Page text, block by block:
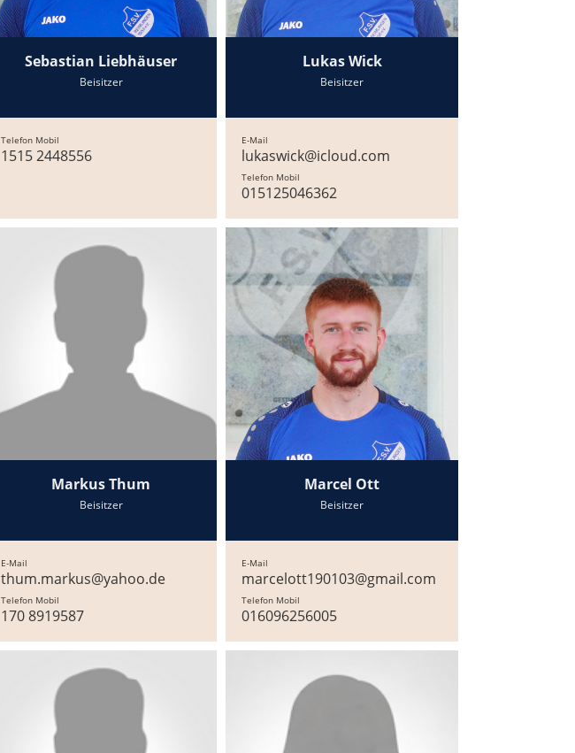
Sebastian Liebhäuser
Beisitzer
Telefon Mobil
1515 2448556
Lukas Wick
Beisitzer
E-Mail
lukaswick@icloud.com
Telefon Mobil
015125046362
Markus Thum
Beisitzer
E-Mail
thum.markus@yahoo.de
Telefon Mobil
170 8919587
Marcel Ott
Beisitzer
E-Mail
marcelott190103@gmail.com
Telefon Mobil
016096256005